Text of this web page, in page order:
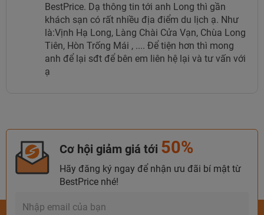
phí di chuyến đến điểm chờ.
Nếu gia đình bạn có xe riêng thì khoảng cách cũng rất
hợp lý để gia đình có một cuối tuần thật ý nghĩa tại vùng
đất biển xinh đẹp Hạ Long.
BestPrice. Dạ thông tin tới anh Long thì gần
khách sạn có rất nhiều địa điểm du lịch ạ. Như
là:Vịnh Hạ Long, Làng Chài Cửa Vạn, Chùa Long
Tiên, Hòn Trống Mái , .... Để tiện hơn thì mong
anh để lại sđt để bên em liên hệ lại và tư vấn với
ạ
Cơ hội giảm giá tới 50%
Hãy đăng ký ngay để nhận ưu đãi bí mật từ
BestPrice nhé!